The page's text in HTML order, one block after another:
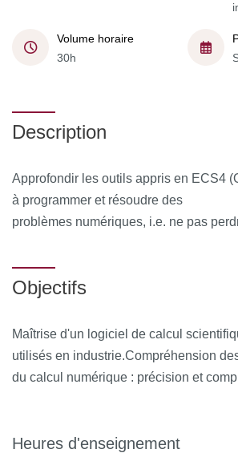
Volume horaire
30h
Description
Approfondir les outils appris en ECS4
à programmer et résoudre des
problèmes numériques, i.e. ne pas
Objectifs
Maîtrise d'un logiciel de calcul
utilisés en industrie.Compréhension
du calcul numérique : précision et
Heures d'enseignement